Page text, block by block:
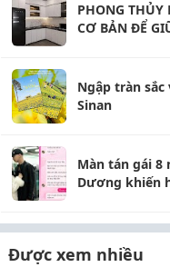
PHONG THỦY
CƠ BẢN ĐỂ
Ngập tràn
Sinan
Màn tán gái 8
Dương khiến
Được xem nhiều